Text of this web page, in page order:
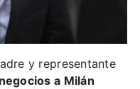
y representante
a Milán